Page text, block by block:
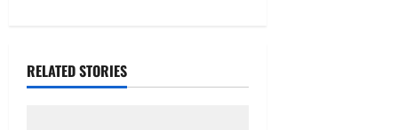
v
RELATED STORIES